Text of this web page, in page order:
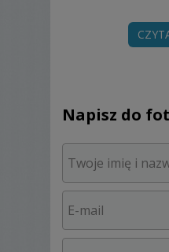
Na każdy
napiszcie do mnie
Czas wyjątkowy,
niesamowitych
momenty, które
olbrzymiego stresu
Napisz do